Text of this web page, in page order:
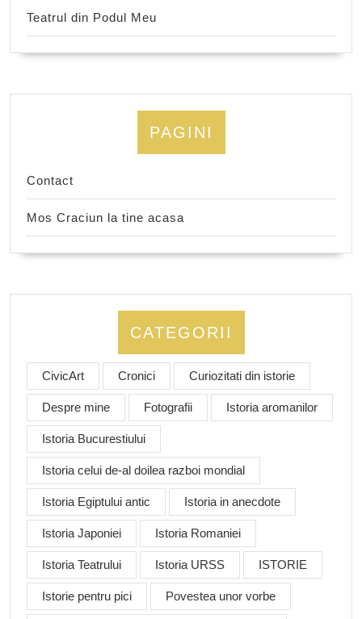
Teatrul din Podul Meu
PAGINI
Contact
Mos Craciun la tine acasa
CATEGORII
CivicArt Cronici Curiozitati din istorie
Despre mine Fotografii Istoria aromanilor
Istoria Bucurestiului
Istoria celui de-al doilea razboi mondial
Istoria Egiptului antic Istoria in anecdote
Istoria Japoniei Istoria Romaniei
Istoria Teatrului Istoria URSS ISTORIE
Istorie pentru pici Povestea unor vorbe